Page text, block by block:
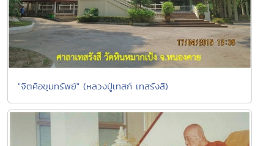
"จิตคือขุมทรัพย์" (หลวงปู่เทสก์ เทสรังสี)